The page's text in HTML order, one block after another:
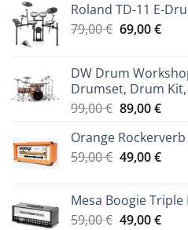
Roland TD-11 E-
79,00€
79,00 €
69,00€
DW Drum
Drumset, Drum
99,00€
war:
99,00 €
89,00€
ist:
Orange
59,00€
59,00 €
49,00€
Mesa Boogie
59,00€ 49,00€